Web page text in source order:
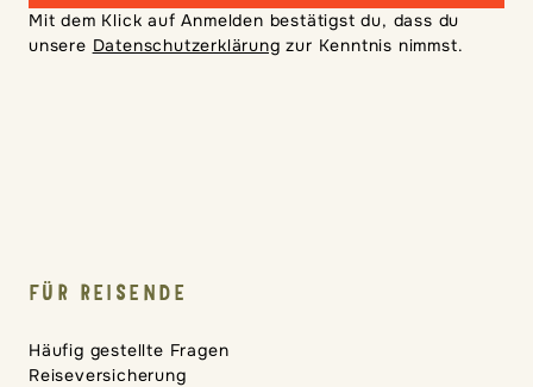
Mit dem Klick auf Anmelden bestätigst du, dass du
unsere Datenschutzerklärung zur Kenntnis nimmst.
FÜR REISENDE
Häufig gestellte Fragen
Reiseversicherung